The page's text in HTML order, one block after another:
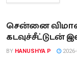
சென்னை
BY HANUSHYA P 2026-